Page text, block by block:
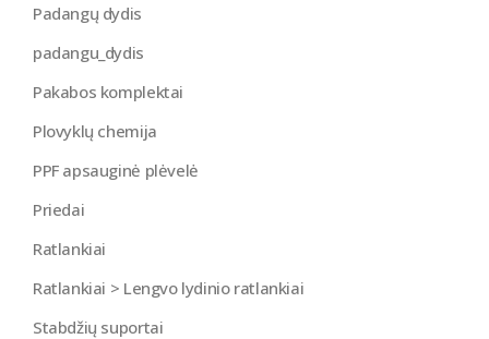
Padangų dydis
padangu_dydis
Pakabos komplektai
Plovyklų chemija
PPF apsauginė plėvelė
Priedai
Ratlankiai
Ratlankiai > Lengvo lydinio ratlankiai
Stabdžių suportai